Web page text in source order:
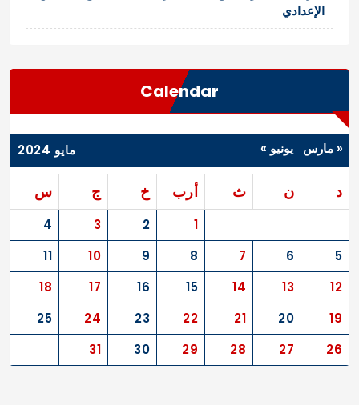
الإعدادي
Calendar
مايو 2024
د ن ث أرب خ ج س
1
2
3
4
5
6
7
8
9
10
11
12
13
14
15
16
17
18
19
20
21
22
23
24
25
26
27
28
29
30
31
« مارس يونيو »